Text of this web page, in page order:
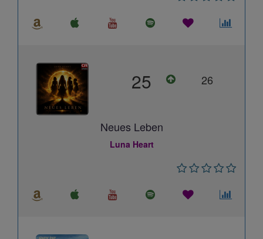
25 26
Neues Leben
Luna Heart